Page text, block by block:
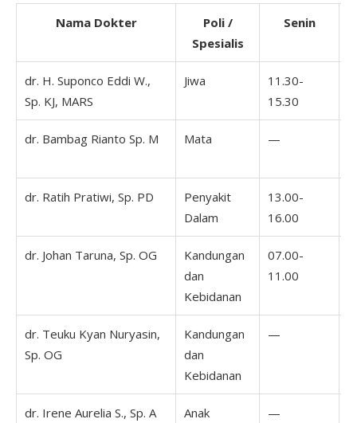
Nama Dokter
Poli /
Spesialis
Senin
dr. H. Suponco Eddi W.,
Sp. KJ, MARS
Jiwa
11.30-
15.30
dr. Bambag Rianto Sp. M Mata —
dr. Ratih Pratiwi, Sp. PD
Penyakit
Dalam
13.00-
16.00
dr. Johan Taruna, Sp. OG
Kandungan
dan
Kebidanan
07.00-
11.00
dr. Teuku Kyan Nuryasin,
Sp. OG
Kandungan
dan
Kebidanan
—
dr. Irene Aurelia S., Sp. A Anak —